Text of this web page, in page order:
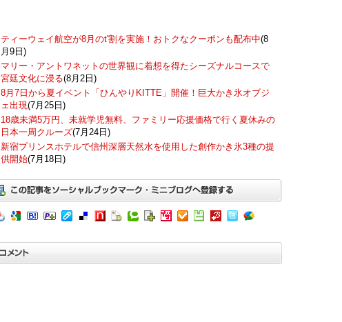
ティーウェイ航空が8月のt'割を実施！おトクなクーポンも配布中(8
月9日)
マリー・アントワネットの世界観に着想を得たシーズナルコースで
宮廷文化に浸る(8月2日)
8月7日から夏イベント「ひんやりKITTE」開催！巨大かき氷オブジ
ェ出現(7月25日)
18歳未満5万円、未就学児無料、ファミリー応援価格で行く夏休みの
日本一周クルーズ(7月24日)
新宿プリンスホテルで信州深層天然水を使用した創作かき氷3種の提
供開始(7月18日)